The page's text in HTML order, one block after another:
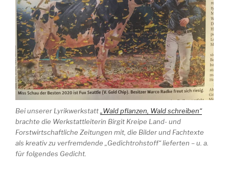
Bei unserer Lyrikwerkstatt„Wald pflanzen, Wald schreiben“
brachte die Werkstattleiterin Birgit Kreipe Land- und
Forstwirtschaftliche Zeitungen mit, die Bilder und Fachtexte
als kreativ zu verfremdende „Gedichtrohstoff“ lieferten – u. a.
für folgendes Gedicht.